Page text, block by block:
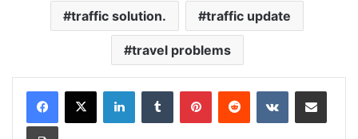
traffic solution. traffic update
travel problems
LinkedInTumblr PinterestReddit VKontakteShare via Email
Print